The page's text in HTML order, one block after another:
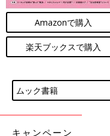
Amazonで購入
楽天ブックスで購入
ムック書籍
キャンペーン